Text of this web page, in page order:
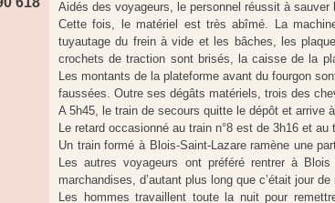
Aidés des voyageurs, le personnel réussit à sauver
Cette fois, le matériel est très abîmé. La
tuyautage du frein à vide et les bâches, les
crochets de traction sont brisés, la caisse de la
Les montants de la plateforme avant du fourgon
faussées. Outre ses dégâts matériels, trois des
A 5h45, le train de secours quitte le dépôt et arrive
Le retard occasionné au train n°8 est de 3h16 et au
Un train formé à Blois-Saint-Lazare ramène une
Les autres voyageurs ont préféré rentrer à
marchandises, d’autant plus long que c’était jour
Les hommes travaillent toute la nuit pour